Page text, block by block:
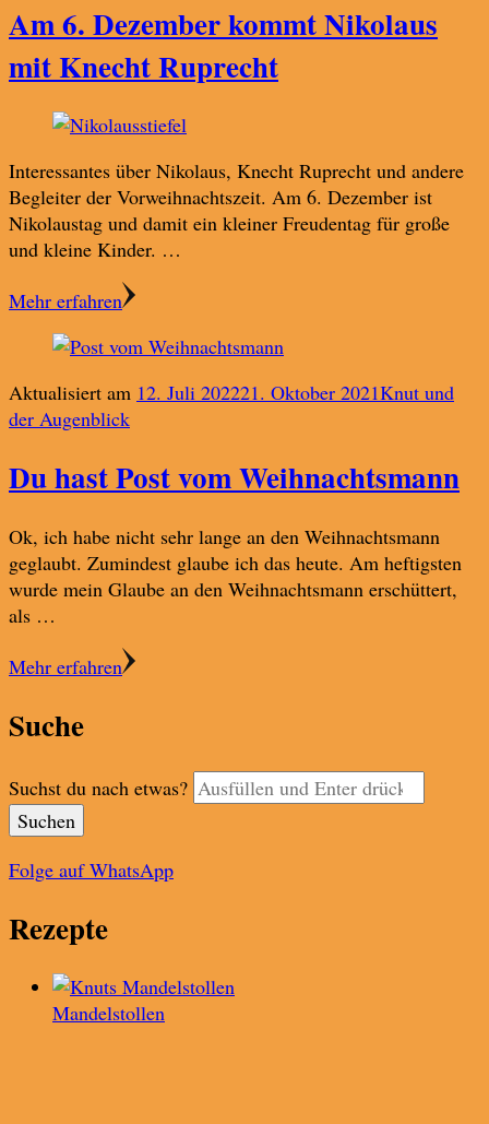
Am 6. Dezember kommt Nikolaus
mit Knecht Ruprecht
Interessantes über Nikolaus, Knecht Ruprecht und andere
Begleiter der Vorweihnachtszeit. Am 6. Dezember ist
Nikolaustag und damit ein kleiner Freudentag für große
und kleine Kinder. …
Mehr erfahren
Aktualisiert am 12. Juli 202221. Oktober 2021Knut und
der Augenblick
Du hast Post vom Weihnachtsmann
Ok, ich habe nicht sehr lange an den Weihnachtsmann
geglaubt. Zumindest glaube ich das heute. Am heftigsten
wurde mein Glaube an den Weihnachtsmann erschüttert,
als …
Mehr erfahren
Suche
Suchst du nach etwas?
Folge auf WhatsApp
Rezepte
Mandelstollen